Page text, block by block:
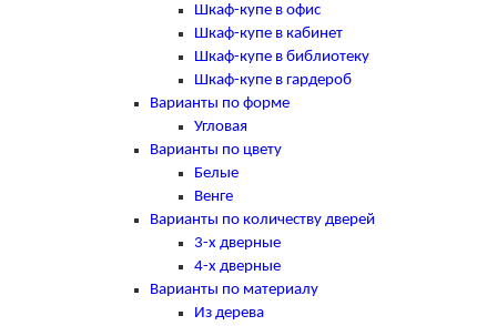
Шкаф-купе в офис
Шкаф-купе в кабинет
Шкаф-купе в библиотеку
Шкаф-купе в гардероб
Варианты по форме
Угловая
Варианты по цвету
Белые
Венге
Варианты по количеству дверей
3-х дверные
4-х дверные
Варианты по материалу
Из дерева